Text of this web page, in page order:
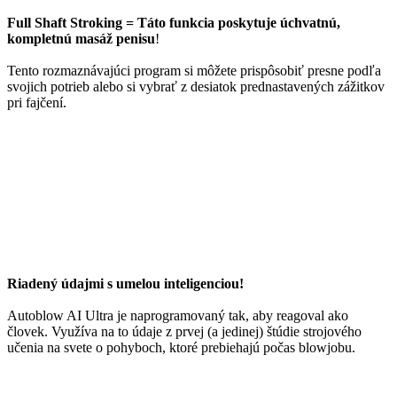
Full Shaft Stroking = Táto funkcia poskytuje úchvatnú,
kompletnú masáž penisu!
Tento rozmaznávajúci program si môžete prispôsobiť presne podľa
svojich potrieb alebo si vybrať z desiatok prednastavených zážitkov
pri fajčení.
Riadený údajmi s umelou inteligenciou!
Autoblow AI Ultra je naprogramovaný tak, aby reagoval ako
človek. Využíva na to údaje z prvej (a jedinej) štúdie strojového
učenia na svete o pohyboch, ktoré prebiehajú počas blowjobu.